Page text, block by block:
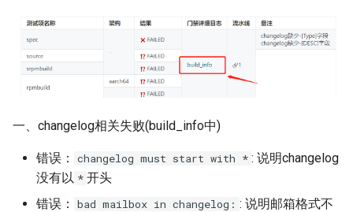
一、changelog相关失败(build_info中)
错误： changelog must start with * : 说明changelog
没有以 * 开头
错误：
bad mailbox in changelog: : 说明邮箱格式不